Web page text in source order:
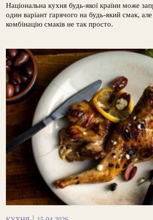
Національна кухня будь-якої країни може
один варіант гарячого на будь-який смак,
комбінацію смаків не так просто.